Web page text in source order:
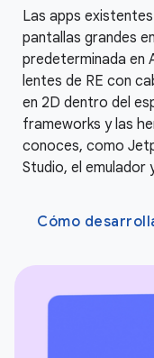
Las apps
pantallas grandes
predeterminada en
lentes de RE con
en 2D dentro del
frameworks y las
conoces, como
Studio, el emulador
Cómo